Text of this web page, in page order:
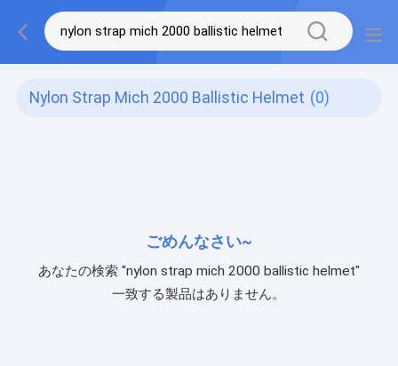
Nylon Strap Mich 2000 Ballistic Helmet (0)
ごめんなさい~
あなたの検索 "nylon strap mich 2000 ballistic helmet"
一致する製品はありません。